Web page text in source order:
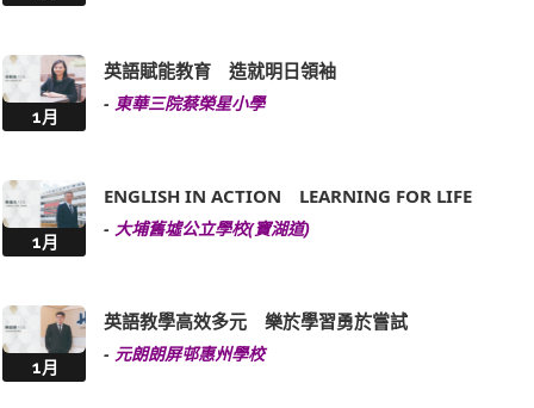
1月
英語賦能教育 造就明日領袖
- 東華三院蔡榮星小學
1月
ENGLISH IN ACTION LEARNING FOR LIFE
- 大埔舊墟公立學校(寶湖道)
1月
英語教學高效多元 樂於學習勇於嘗試
- 元朗朗屏邨惠州學校